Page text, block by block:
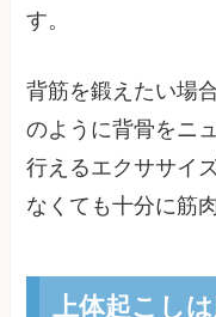
す。
背筋を鍛えたい場
のように背骨をニ
行えるエクササイ
なくても十分に筋
上体起こし